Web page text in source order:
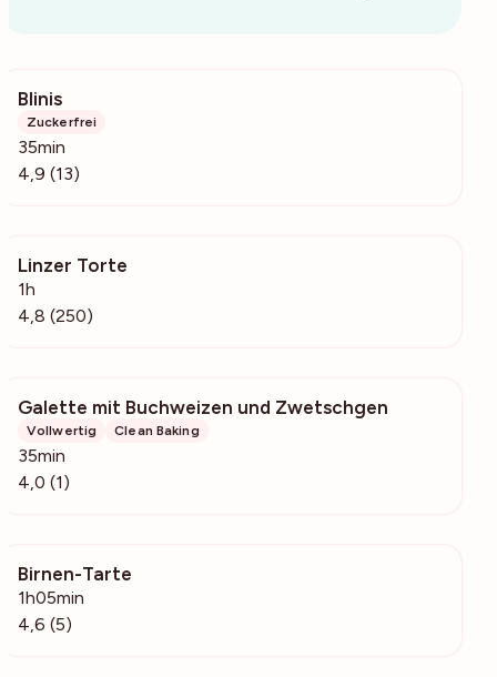
Blinis
Zuckerfrei
35min
4,9 (13)
Linzer Torte
1h
4,8 (250)
Galette mit Buchweizen und Zwetschgen
Vollwertig Clean Baking
35min
4,0 (1)
Birnen-Tarte
1h05min
4,6 (5)